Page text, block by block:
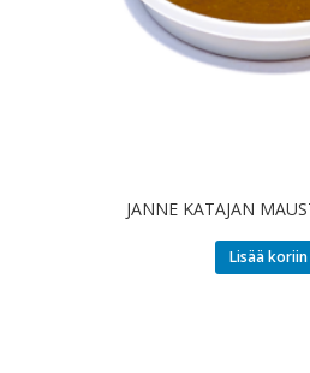
JANNE KATAJAN
Lisää koriin